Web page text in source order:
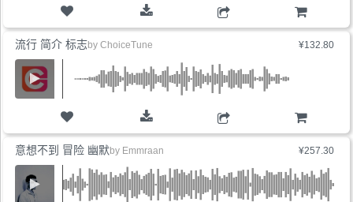
购物车
¥132.80
购物车
流行 简介 标志by ChoiceTune
¥257.30
意想不到 冒险 幽默by Emmraan